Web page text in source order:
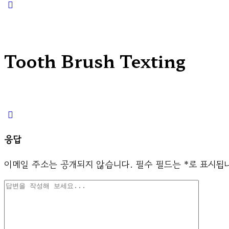
Tooth Brush Texting
응답
이메일 주소는 공개되지 않습니다. 필수 필드는 *로 표시됩